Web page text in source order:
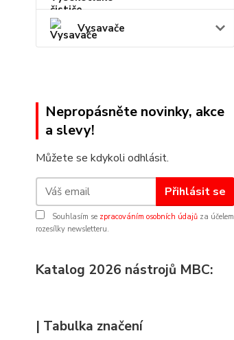
Vysavače
Nepropásněte novinky, akce
a slevy!
Můžete se kdykoli odhlásit.
Přihlásit se
Souhlasím se zpracováním osobních údajů za účelem
rozesílky newsletteru.
Katalog 2026 nástrojů MBC:
| Tabulka značení